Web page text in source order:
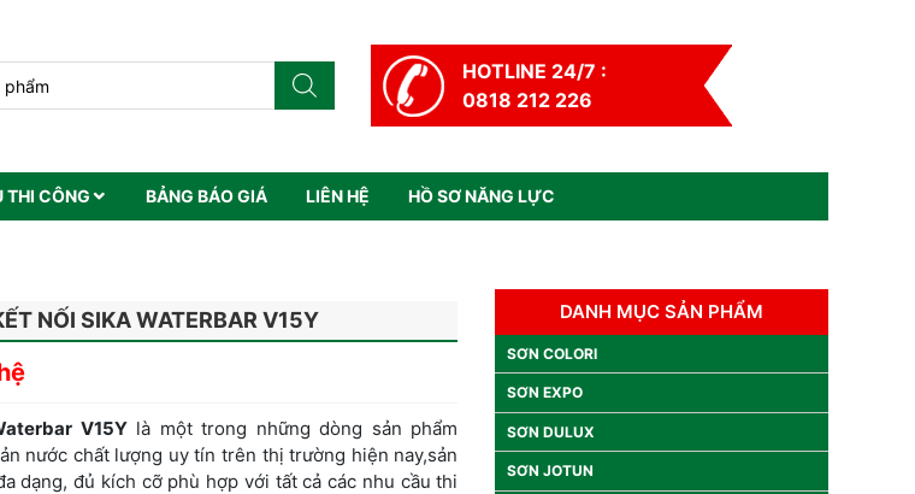
HOTLINE 24/7 :
0818 212 226
THI CÔNG BẢNG BÁO GIÁ LIÊN HỆ HỒ SƠ NĂNG LỰC
NỐI SIKA WATERBAR V15Y
V15Ylà một trong những dòng sản phẩm
nước chất lượng uy tín trên thị trường hiện nay,sản
dạng, đủ kích cỡ phù hợp với tất cả các nhu cầu thi
DANH MỤC SẢN PHẨM
SƠN COLORI
SƠN EXPO
SƠN DULUX
SƠN JOTUN